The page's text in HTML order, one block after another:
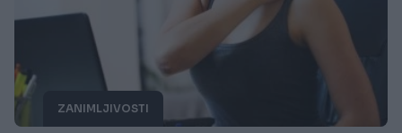
ZANIMLJIVOSTI